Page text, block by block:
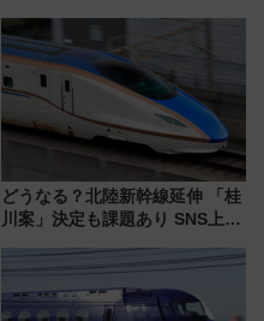
今年も発売 秋・早春に千葉県を
巡るなら使い勝手・コスパ抜群
どうなる？北陸新幹線延伸 「桂
川案」決定も課題あり SNS上の